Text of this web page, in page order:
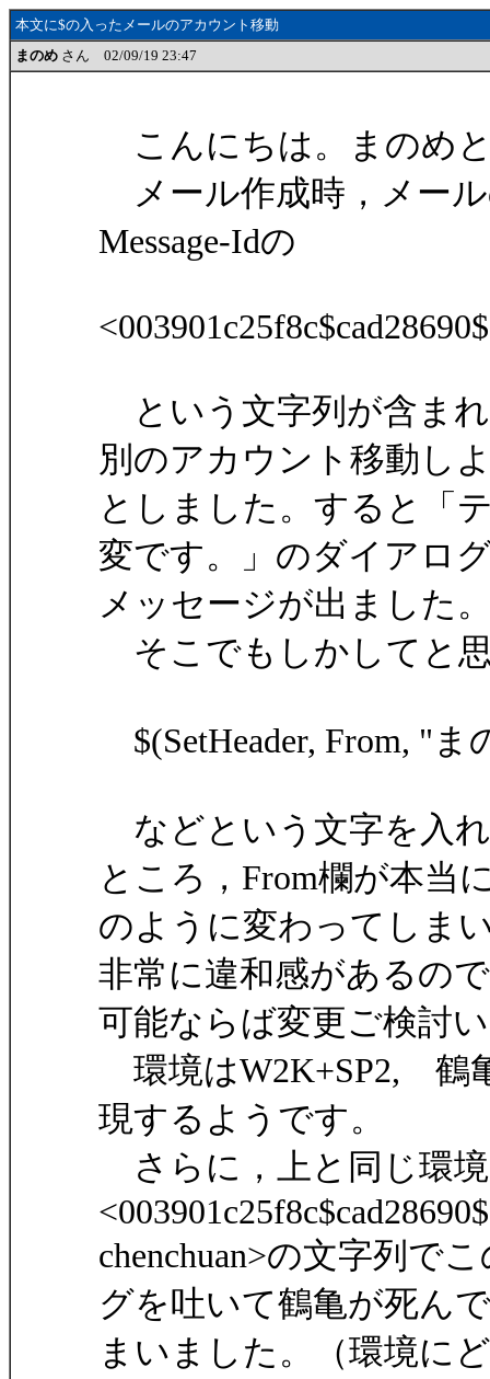
本文に$の入ったメールのアカウント移動
まのめ さん 02/09/19 23:47
こんにちは。まのめ
メール作成時，メール
Message-Idの
という文字列が含ま
別のアカウント移動し
としました。すると「
変です。」のダイアロ
メッセージが出ました
そこでもしかしてと
$(SetHeader, From, "ま
などという文字を入
ところ，From欄が本当
のように変わってしま
非常に違和感があるの
可能ならば変更ご検討
環境はW2K+SP2, 鶴
現するようです。
さらに，上と同じ環
chenchuan>の文字列で
グを吐いて鶴亀が死ん
まいました。（環境に